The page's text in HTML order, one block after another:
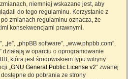
niemniej wskazane jest, aby
do tego regulaminu. Korzystanie z
po zmianach regulaminu oznacza, że
konsekwencjami prawnymi.
„je”, „phpBB software”, „www.phpbb.com”,
działają w oparciu o oprogramowanie
która jest środowiskiem typu witryny
„GNU General Public License v2” zwanej
do pobrania ze strony